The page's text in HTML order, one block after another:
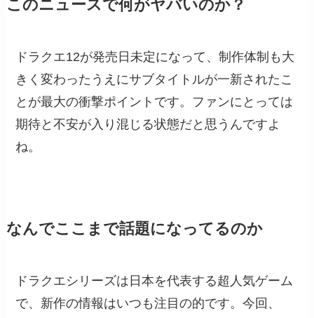
このニュースで何がヤバいのか？
ドラクエ12が発売日未定になって、制作体制も大
きく変わったうえにサブタイトルが一新されたこ
とが最大の衝撃ポイントです。ファンにとっては
期待と不安が入り混じる状態だと思うんですよ
ね。
なんでここまで話題になってるのか
ドラクエシリーズは日本を代表する超人気ゲーム
で、新作の情報はいつも注目の的です。今回、